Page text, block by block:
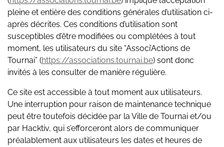
pleine et entière des conditions générales d’utilisation ci-
après décrites. Ces conditions d’utilisation sont
susceptibles d’être modifiées ou complétées à tout
moment, les utilisateurs du site “Associ’Actions de
Tournai” (https://associations.tournai.be) sont donc
invités à les consulter de manière régulière.
Ce site est accessible à tout moment aux utilisateurs.
Une interruption pour raison de maintenance technique
peut être toutefois décidée par la Ville de Tournai et/ou
par Hacktiv, qui s’efforceront alors de communiquer
préalablement aux utilisateurs les dates et heures de